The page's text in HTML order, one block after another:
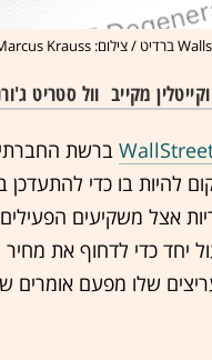
מקייב וול סטריט
ברשת
להיות בו כדי להתעדכן
אצל משקיעים
יחד כדי לדחוף את
שלו מפעם אומרים